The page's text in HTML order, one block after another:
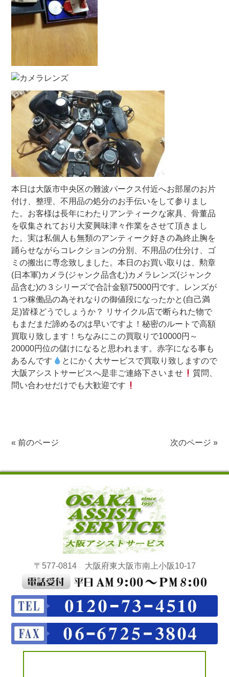
本日は大阪市中央区の難波パークス付近へお部屋のお片
付け、整理、不用品の処分のお手伝いをして参りまし
た。お客様は長年にわたりアンティークな家具、骨董品
を収集されており大変興味津々作業をさせて頂きまし
た。実は私個人も無類のアンティーク好きの為終止胸を
踊らせながらコレクションの分別、不用品の仕分け、ゴ
ミの搬出に専念致しました。本日のお買い取りは、勲章
(日本軍)カメラ(ジャンク品含む)カメラレンズ(ジャンク
品含む)の３シリーズで合計金額75000円です。レンズが
１つ稼働品の為それなりの御値段になったかと(自己満
足)皆様どうでしょうか？ リサイクル店で断られた物で
もまだまだ諦めるのは早いですよ！秘密のルートで高額
買取り致します！ちなみにこの買取りで10000円～
20000円位の儲けになると思われます。赤字になる事も
あるんです
とにかく大サービスで買取り致しますので
大阪アシストサービスへ是非ご連絡下さいませ
質問、
問い合わせだけでも大歓迎です
«前のページ 次のページ »
〒577-0814 大阪府東大阪市南上小阪10-17